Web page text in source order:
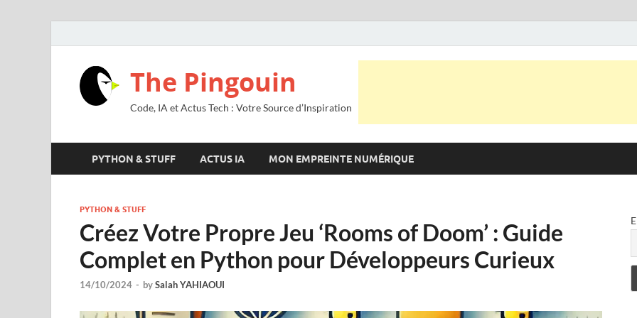
The Pingouin
Code, IA et Actus Tech : Votre Source d’Inspiration
PYTHON & STUFF ACTUS IA MON EMPREINTE NUMÉRIQUE
PYTHON & STUFF
Créez Votre Propre Jeu ‘Rooms of Doom’ : Guide
Complet en Python pour Développeurs Curieux
14/10/2024 - bySalah YAHIAOUI